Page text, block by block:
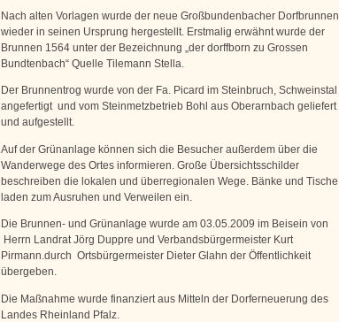
Nach alten Vorlagen wurde der neue Großbundenbacher Dorfbrunnen
wieder in seinen Ursprung hergestellt. Erstmalig erwähnt wurde der
Brunnen 1564 unter der Bezeichnung „der dorffborn zu Grossen
Bundtenbach“ Quelle Tilemann Stella.
Der Brunnentrog wurde von der Fa. Picard im Steinbruch, Schweinstal
angefertigt und vom Steinmetzbetrieb Bohl aus Oberarnbach geliefert
und aufgestellt.
Auf der Grünanlage können sich die Besucher außerdem über die
Wanderwege des Ortes informieren. Große Übersichtsschilder
beschreiben die lokalen und überregionalen Wege. Bänke und Tische
laden zum Ausruhen und Verweilen ein.
Die Brunnen- und Grünanlage wurde am 03.05.2009 im Beisein von
Herrn Landrat Jörg Duppre und Verbandsbürgermeister Kurt
Pirmann.durch Ortsbürgermeister Dieter Glahn der Öffentlichkeit
übergeben.
Die Maßnahme wurde finanziert aus Mitteln der Dorferneuerung des
Landes Rheinland Pfalz.